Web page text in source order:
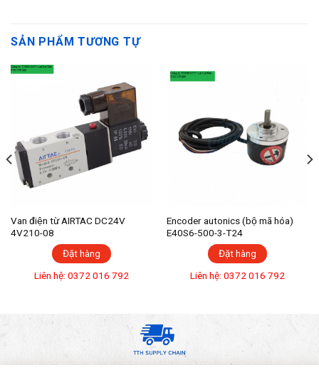
SẢN PHẨM TƯƠNG TỰ
Van điện từ AIRTAC DC24V
4V210-08
Đặt hàng
Liên hệ: 0372 016 792
Encoder autonics (bộ mã hóa)
E40S6-500-3-T24
Đặt hàng
Liên hệ: 0372 016 792